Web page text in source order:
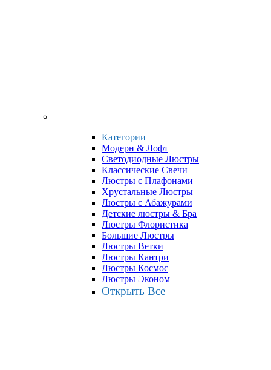
Категории
Модерн & Лофт
Светодиодные Люстры
Классические Свечи
Люстры с Плафонами
Хрустальные Люстры
Люстры с Абажурами
Детские люстры & Бра
Люстры Флористика
Большие Люстры
Люстры Ветки
Люстры Кантри
Люстры Космос
Люстры Эконом
Открыть Все